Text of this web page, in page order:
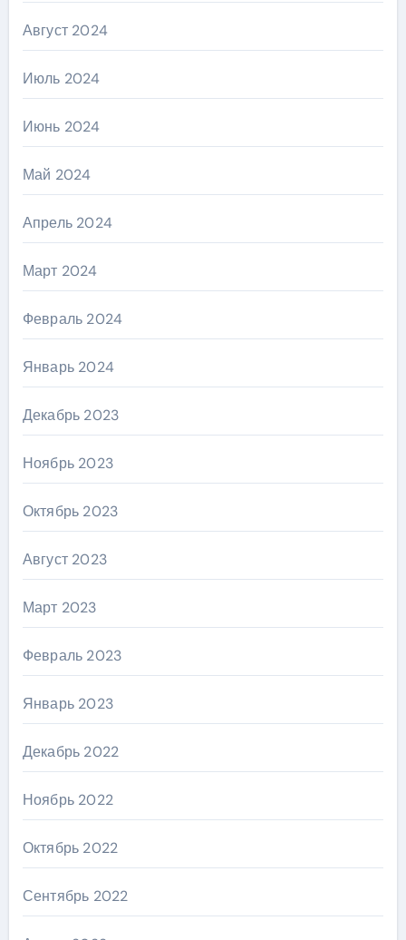
Август 2024
Июль 2024
Июнь 2024
Май 2024
Апрель 2024
Март 2024
Февраль 2024
Январь 2024
Декабрь 2023
Ноябрь 2023
Октябрь 2023
Август 2023
Март 2023
Февраль 2023
Январь 2023
Декабрь 2022
Ноябрь 2022
Октябрь 2022
Сентябрь 2022